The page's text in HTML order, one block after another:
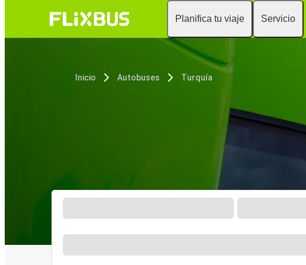
Planifica tu viaje Servicio
Inicio Autobuses Turquía